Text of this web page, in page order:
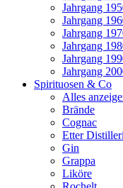
Jahrgang
Jahrgang
Jahrgang
Jahrgang
Jahrgang
Jahrgang
Spirituosen & Co
Alles
Brände
Cognac
Etter
Gin
Grappa
Liköre